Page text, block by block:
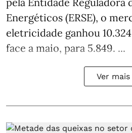
Energéticos (ERSE), o
eletricidade ganhou
face a maio, para 5.849. ...
Ver mais